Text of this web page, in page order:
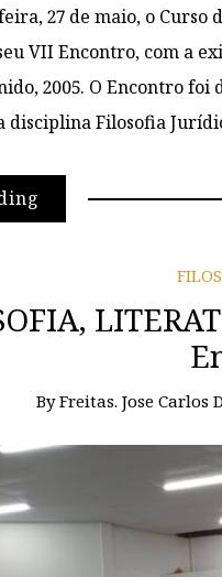
27 de maio, o Curso
VII Encontro, com a
2005. O Encontro
Filosofia
ByFreitas. Jose Carlos